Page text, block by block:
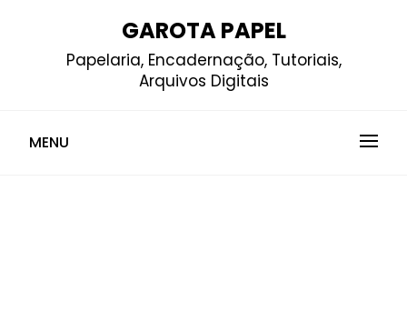
GAROTA PAPEL
Papelaria, Encadernação, Tutoriais,
Arquivos Digitais
MENU